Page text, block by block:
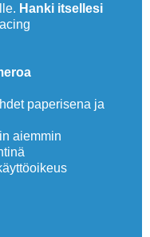
Hanki itsellesi
paperisena ja
aiemmin